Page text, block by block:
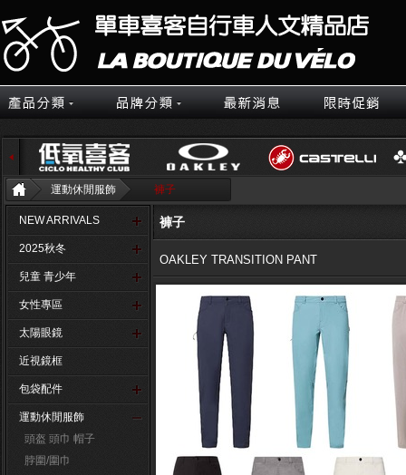
運動休閒服飾 褲子
NEW ARRIVALS
2025秋冬
兒童 青少年
女性專區
太陽眼鏡
近視鏡框
包袋配件
運動休閒服飾
頭盔 頭巾 帽子
脖圍/圍巾
褲子
OAKLEY TRANSITION PANT